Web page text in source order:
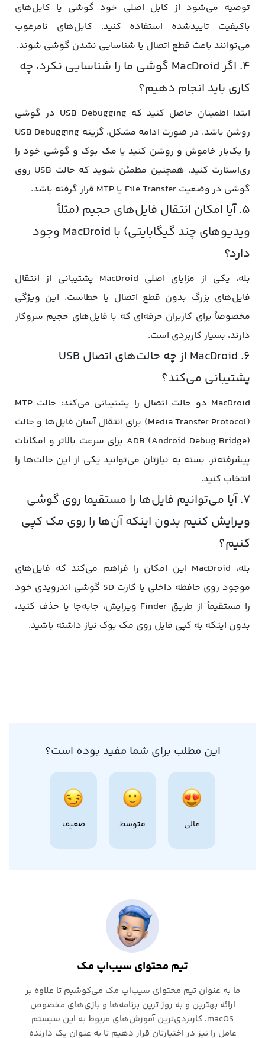
توصیه می‌شود از کابل اصلی خود گوشی یا کابل‌های
باکیفیت تاییدشده استفاده کنید. کابل‌های نامرغوب
می‌توانند باعث قطع اتصال یا شناسایی نشدن گوشی شوند.
۴. اگر MacDroid گوشی ما را شناسایی نکرد، چه
کاری باید انجام دهیم؟
ابتدا اطمینان حاصل کنید که USB Debugging در گوشی
روشن باشد. در صورت ادامه مشکل، گزینه USB Debugging
را یک‌بار خاموش و روشن کنید یا مک‌ بوک و گوشی خود را
ری‌استارت کنید. همچنین مطمئن شوید که حالت USB روی
گوشی در وضعیت File Transfer یا MTP قرار گرفته باشد.
۵. آیا امکان انتقال فایل‌های حجیم (مثلاً
ویدیوهای چند گیگابایتی) با MacDroid وجود
دارد؟
بله، یکی از مزایای اصلی MacDroid پشتیبانی از انتقال
فایل‌های بزرگ بدون قطع اتصال یا خطاست. این ویژگی
مخصوصاً برای کاربران حرفه‌ای که با فایل‌های حجیم سروکار
دارند، بسیار کاربردی است.
۶. MacDroid از چه حالت‌های اتصال USB
پشتیبانی می‌کند؟
MacDroid دو حالت اتصال را پشتیبانی می‌کند: حالت MTP
(Media Transfer Protocol) برای انتقال آسان فایل‌ها و حالت
ADB (Android Debug Bridge) برای سرعت بالاتر و امکانات
پیشرفته‌تر. بسته به نیازتان می‌توانید یکی از این حالت‌ها را
انتخاب کنید.
۷. آیا می‌توانیم فایل‌ها را مستقیما روی گوشی
ویرایش کنیم بدون اینکه آن‌ها را روی مک کپی
کنیم؟
بله، MacDroid این امکان را فراهم می‌کند که فایل‌های
موجود روی حافظه داخلی یا کارت SD گوشی اندرویدی خود
را مستقیماً از طریق Finder ویرایش، جابه‌جا یا حذف کنید،
بدون اینکه به کپی فایل روی مک‌ بوک نیاز داشته باشید.
این مطلب برای شما مفید بوده است؟
عالی متوسط ضعیف
تیم محتوای سیب‌اپ مک
ما به عنوان تیم محتوای سیب‌اپ مک می‌کوشیم تا علاوه بر
ارائه بهترین و به روز ترین برنامه‌ها و بازی‌های مخصوص
macOS، کاربردی‌ترین آموزش‌های مربوط به این سیستم
عامل را نیز در اختیارتان قرار دهیم تا به عنوان یک دارنده